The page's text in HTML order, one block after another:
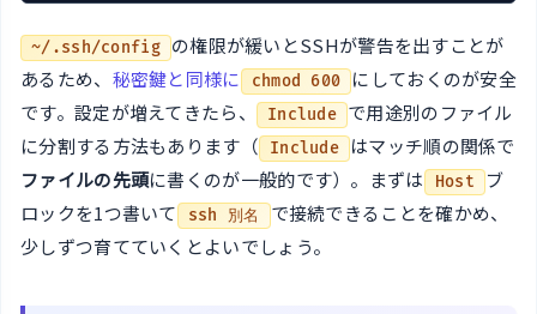
~/.ssh/config の権限が緩いとSSHが警告を出すことが
あるため、 秘密鍵と同様に chmod 600
にしておくのが安全
です。設定が増えてきたら、
Include
で用途別のファイル
に分割する方法もあります（
Include
はマッチ順の関係で
ファイルの先頭に書くのが一般的です）。まずは Host
ブ
ロックを1つ書いて
ssh 別名
で接続できることを確かめ、
少しずつ育てていくとよいでしょう。